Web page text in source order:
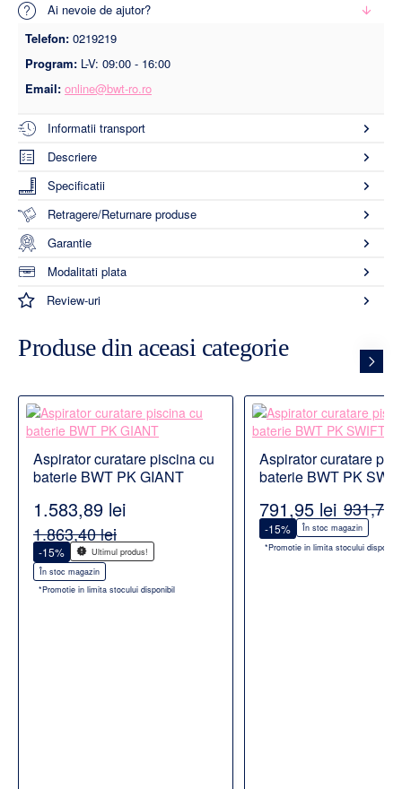
Ai nevoie de ajutor?
Telefon: 0219219
Program: L-V: 09:00 - 16:00
Email: online@bwt-ro.ro
Informatii transport
Descriere
Specificatii
Retragere/Returnare produse
Garantie
Modalitati plata
Review-uri
Produse din aceasi categorie
Aspirator curatare piscina cu
baterie BWT PK GIANT
Ultimul produs!
În stoc magazin
*Promotie in limita stocului disponibil
-15%
1.583,89 lei
1.863,40 lei
Aspirator curatare
baterie BWT PK
În stoc magazin
*Promotie in limita stocului disponibil
-15%
791,95 lei 931,70